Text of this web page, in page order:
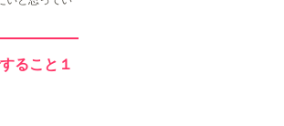
ること１